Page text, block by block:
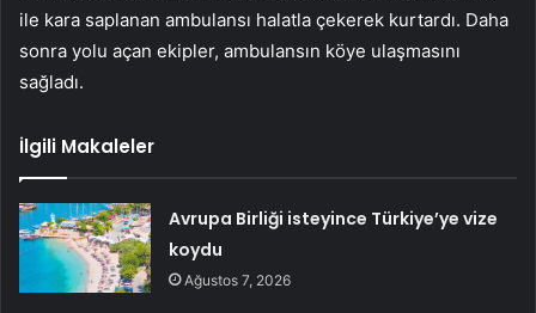
ile kara saplanan ambulansı halatla çekerek kurtardı. Daha
sonra yolu açan ekipler, ambulansın köye ulaşmasını
sağladı.
İlgili Makaleler
Avrupa Birliği isteyince Türkiye’ye vize
koydu
Ağustos 7, 2026